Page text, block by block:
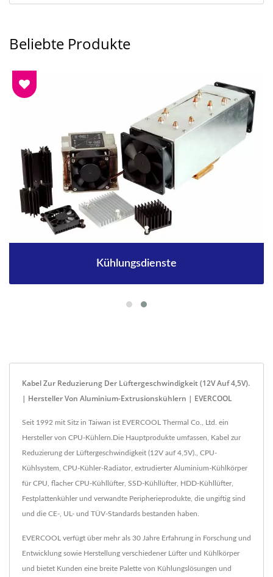
Beliebte Produkte
Kühlungsdienste
Kabel Zur Reduzierung Der Lüftergeschwindigkeit (12V Auf 4,5V).
| Hersteller Von Aluminium-Extrusionskühlern | EVERCOOL
Seit 1992 mit Sitz in Taiwan ist EVERCOOL Thermal Co., Ltd. ein
Hersteller von CPU-Kühlern.Die Hauptprodukte umfassen, Kabel zur
Reduzierung der Lüftergeschwindigkeit (12V auf 4,5V)., CPU-
Kühlsystem, CPU-Kühler-Radiator, extrudierter Aluminium-Kühlkörper
für CPU, flacher CPU-Kühllüfter, SSD-Kühllüfter, HDD-Kühllüfter,
Festplattenkühler und verwandte Peripherieprodukte, die ungiftig sind
und die CE-, UL- und TÜV-Standards bestanden haben.
EVERCOOL verfügt über mehr als 30 Jahre Erfahrung in Forschung und
Entwicklung sowie Herstellung verschiedener Lüfter und Kühlkörper
und bietet Kunden eine breite Palette von Kühlungslösungen und